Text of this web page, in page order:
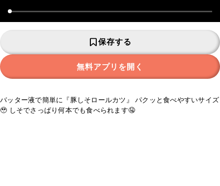
保存する
無料アプリを開く
バッター液で簡単に『豚しそロールカツ』 パクッと食べやすいサイズ
🥹 しそでさっぱり何本でも食べられます🤤